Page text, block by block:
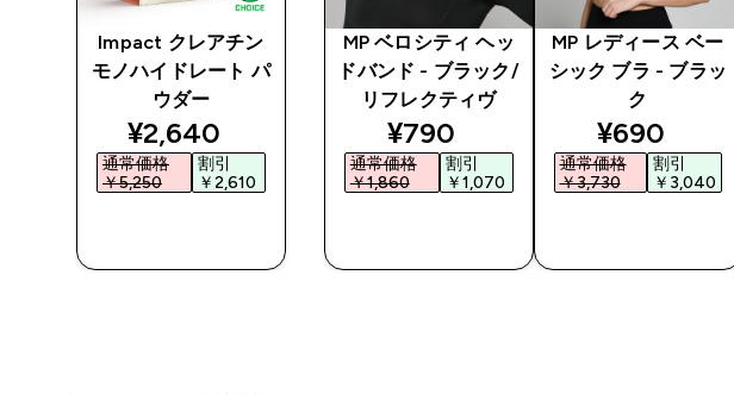
Impact クレアチン
モノハイドレート パ
ウダー
discounted price
¥2,640‎
通常価格
￥5,250‎
割引
￥2,610‎
MP ベロシティ ヘッ
ドバンド - ブラック/
リフレクティヴ
discounted price
¥790‎
通常価格
￥1,860‎
割引
￥1,070‎
MP レディース ベー
シック ブラ - ブラッ
ク
¥690‎
通常価格
￥3,730‎
割引
￥3,040‎